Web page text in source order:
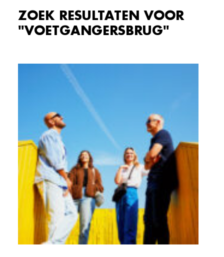
ZOEK RESULTATEN VOOR
"VOETGANGERSBRUG"